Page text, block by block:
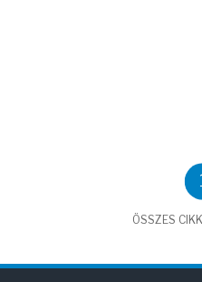
ÖSSZES